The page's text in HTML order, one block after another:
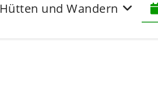
Hütten und Wandern